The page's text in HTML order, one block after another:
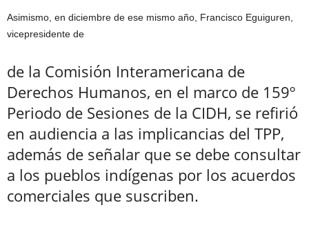
Asimismo, en diciembre de ese mismo año, Francisco Eguiguren,
vicepresidente de
de la Comisión Interamericana de
Derechos Humanos, en el marco de 159º
Periodo de Sesiones de la CIDH, se refirió
en audiencia a las implicancias del TPP,
además de señalar que se debe consultar
a los pueblos indígenas por los acuerdos
comerciales que suscriben.